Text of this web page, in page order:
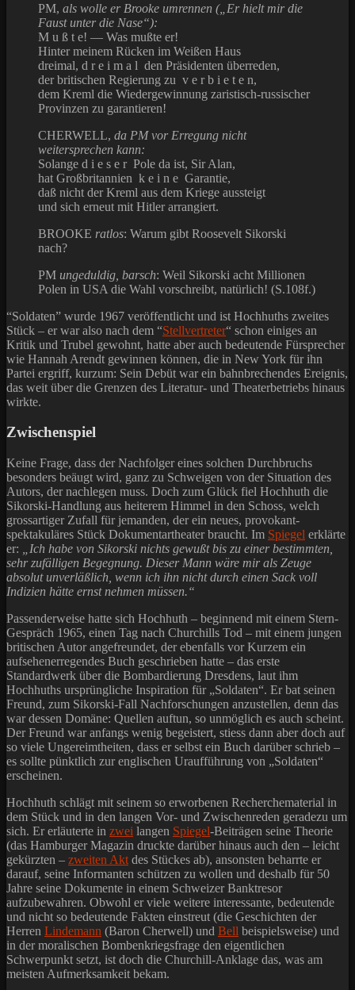
PM, als wolle er Brooke umrennen („Er hielt mir die
Faust unter die Nase“):
M u ß t e! — Was mußte er!
Hinter meinem Rücken im Weißen Haus
dreimal, d r e i m a l den Präsidenten überreden,
der britischen Regierung zu v e r b i e t e n,
dem Kreml die Wiedergewinnung zaristisch-russischer
Provinzen zu garantieren!
CHERWELL, da PM vor Erregung nicht
weitersprechen kann:
Solange d i e s e r Pole da ist, Sir Alan,
hat Großbritannien k e i n e Garantie,
daß nicht der Kreml aus dem Kriege aussteigt
und sich erneut mit Hitler arrangiert.
BROOKE ratlos: Warum gibt Roosevelt Sikorski
nach?
PM ungeduldig, barsch: Weil Sikorski acht Millionen
Polen in USA die Wahl vorschreibt, natürlich! (S.108f.)
“Soldaten” wurde 1967 veröffentlicht und ist Hochhuths zweites
Stück – er war also nach dem “Stellvertreter“ schon einiges an
Kritik und Trubel gewohnt, hatte aber auch bedeutende Fürsprecher
wie Hannah Arendt gewinnen können, die in New York für ihn
Partei ergriff, kurzum: Sein Debüt war ein bahnbrechendes Ereignis,
das weit über die Grenzen des Literatur- und Theaterbetriebs hinaus
wirkte.
Zwischenspiel
Keine Frage, dass der Nachfolger eines solchen Durchbruchs
besonders beäugt wird, ganz zu Schweigen von der Situation des
Autors, der nachlegen muss. Doch zum Glück fiel Hochhuth die
Sikorski-Handlung aus heiterem Himmel in den Schoss, welch
grossartiger Zufall für jemanden, der ein neues, provokant-
spektakuläres Stück Dokumentartheater braucht. Im Spiegel erklärte
er:
„Ich habe von Sikorski nichts gewußt bis zu einer bestimmten,
sehr zufälligen Begegnung. Dieser Mann wäre mir als Zeuge
absolut unverläßlich, wenn ich ihn nicht durch einen Sack voll
Indizien hätte ernst nehmen müssen.“
Passenderweise hatte sich Hochhuth – beginnend mit einem Stern-
Gespräch 1965, einen Tag nach Churchills Tod – mit einem jungen
britischen Autor angefreundet, der ebenfalls vor Kurzem ein
aufsehenerregendes Buch geschrieben hatte – das erste
Standardwerk über die Bombardierung Dresdens, laut ihm
Hochhuths ursprüngliche Inspiration für „Soldaten“. Er bat seinen
Freund, zum Sikorski-Fall Nachforschungen anzustellen, denn das
war dessen Domäne: Quellen auftun, so unmöglich es auch scheint.
Der Freund war anfangs wenig begeistert, stiess dann aber doch auf
so viele Ungereimtheiten, dass er selbst ein Buch darüber schrieb –
es sollte pünktlich zur englischen Uraufführung von „Soldaten“
erscheinen.
Hochhuth schlägt mit seinem so erworbenen Recherchematerial in
dem Stück und in den langen Vor- und Zwischenreden geradezu um
sich. Er erläuterte in zwei langen Spiegel-Beiträgen seine Theorie
(das Hamburger Magazin druckte darüber hinaus auch den – leicht
gekürzten – zweiten Akt des Stückes ab), ansonsten beharrte er
darauf, seine Informanten schützen zu wollen und deshalb für 50
Jahre seine Dokumente in einem Schweizer Banktresor
aufzubewahren. Obwohl er viele weitere interessante, bedeutende
und nicht so bedeutende Fakten einstreut (die Geschichten der
Herren Lindemann (Baron Cherwell) und Bell beispielsweise) und
in der moralischen Bombenkriegsfrage den eigentlichen
Schwerpunkt setzt, ist doch die Churchill-Anklage das, was am
meisten Aufmerksamkeit bekam.